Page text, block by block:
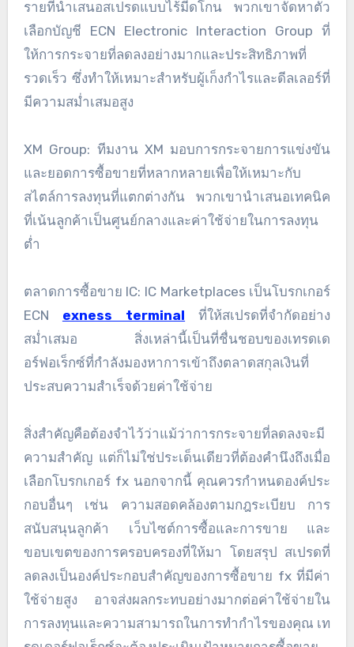
รายที่นำเสนอสเปรดแบบไร้มีดโกน พวกเขาจัดหาตัว
เลือกบัญชี ECN Electronic Interaction Group ที่
ให้การกระจายที่ลดลงอย่างมากและประสิทธิภาพที่
รวดเร็ว ซึ่งทำให้เหมาะสำหรับผู้เก็งกำไรและดีลเลอร์ที่
มีความสม่ำเสมอสูง
XM Group: ทีมงาน XM มอบการกระจายการแข่งขัน
และยอดการซื้อขายที่หลากหลายเพื่อให้เหมาะกับ
สไตล์การลงทุนที่แตกต่างกัน พวกเขานำเสนอเทคนิค
ที่เน้นลูกค้าเป็นศูนย์กลางและค่าใช้จ่ายในการลงทุน
ต่ำ
ตลาดการซื้อขาย IC: IC Marketplaces เป็นโบรกเกอร์
ECN exness terminal ที่ให้สเปรดที่จำกัดอย่าง
สม่ำเสมอ สิ่งเหล่านี้เป็นที่ชื่นชอบของเทรดเด
อร์ฟอเร็กซ์ที่กำลังมองหาการเข้าถึงตลาดสกุลเงินที่
ประสบความสำเร็จด้วยค่าใช้จ่าย
สิ่งสำคัญคือต้องจำไว้ว่าแม้ว่าการกระจายที่ลดลงจะมี
ความสำคัญ แต่ก็ไม่ใช่ประเด็นเดียวที่ต้องคำนึงถึงเมื่อ
เลือกโบรกเกอร์ fx นอกจากนี้ คุณควรกำหนดองค์ประ
กอบอื่นๆ เช่น ความสอดคล้องตามกฎระเบียบ การ
สนับสนุนลูกค้า เว็บไซต์การซื้อและการขาย และ
ขอบเขตของการครอบครองที่ให้มา โดยสรุป สเปรดที่
ลดลงเป็นองค์ประกอบสำคัญของการซื้อขาย fx ที่มีค่า
ใช้จ่ายสูง อาจส่งผลกระทบอย่างมากต่อค่าใช้จ่ายใน
การลงทุนและความสามารถในการทำกำไรของคุณ เท